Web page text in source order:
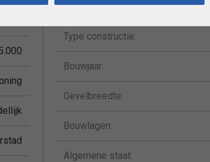
Bewoonbare opp.:
Type constructie:
Bouwjaar:
Gevelbreedte:
Bouwlagen:
Algemene staat: